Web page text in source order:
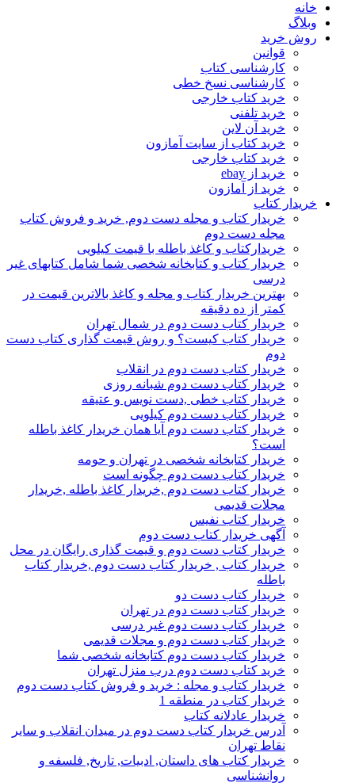
خانه
وبلاگ
روش خرید
قوانین
کارشناسی کتاب
کارشناسی نسخ خطی
خرید کتاب خارجی
خرید تلفنی
خرید آن لاین
خرید کتاب از سایت آمازون
خرید کتاب خارجی
خرید از ebay
خرید از آمازون
خریدار کتاب
خریدار کتاب و مجله دست دوم, خرید و فروش کتاب
مجله دست دوم
خریدارکتاب و کاغذ باطله با قیمت کیلویی
خریدار کتاب و کتابخانه شخصی شما شامل کتابهای غیر
درسی
بهترین خریدار کتاب و مجله و کاغذ بالاترین قیمت در
کمتر از ده دقیقه
خریدار کتاب دست دوم در شمال تهران
خریدار کتاب کیست؟ و روش قیمت گذاری کتاب دست
دوم
خریدار کتاب دست دوم در انقلاب
خریدار کتاب دست دوم شبانه روزی
خریدار کتاب خطی ,دست نویس و عتیقه
خریدار کتاب دست دوم کیلویی
خریدار کتاب دست دوم آیا همان خریدار کاغذ باطله
است؟
خریدار کتابخانه شخصی در تهران و حومه
خریدار کتاب دست دوم چگونه است
خریدار کتاب دست دوم ,خریدار کاغذ باطله ,خریدار
مجلات قدیمی
خریدار کتاب نفیس
آگهی خریدار کتاب دست دوم
خریدار کتاب دست دوم و قیمت گذاری رایگان در محل
خریدار کتاب , خریدار کتاب دست دوم ,خریدار کتاب
باطله
خریدار کتاب دست دو
خریدار کتاب دست دوم در تهران
خریدار کتاب دست دوم غیر درسی
خریدار کتاب دست دوم و مجلات قدیمی
خریدار کتاب دست دوم کتابخانه شخصی شما
خرید کتاب دست دوم درب منزل تهران
خریدار کتاب و مجله : خرید و فروش کتاب دست دوم
خریدار کتاب در منطقه 1
خریدار عادلانه کتاب
آدرس خریدار کتاب دست دوم در میدان انقلاب و سایر
نقاط تهران
خریدار کتاب های داستان, ادبیات, تاریخ, فلسفه و
روانشناسی